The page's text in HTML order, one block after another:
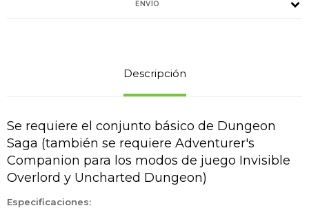
ENVÍO
Descripción
Se requiere el conjunto básico de Dungeon
Saga (también se requiere Adventurer's
Companion para los modos de juego Invisible
Overlord y Uncharted Dungeon)
Especificaciones: